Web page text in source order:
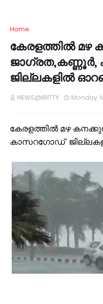
Home
കേരളത്തിൽ മഴ
ജില്ലകളിൽ
NEWS@IRITTY Monday,
കേരളത്തിൽ മഴ
കാസറഗോഡ്